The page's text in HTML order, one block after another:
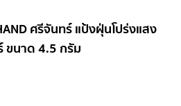
ศรีจันทร์ แป้งฝุ่นโปร่งแสง
ขนาด 4.5 กรัม